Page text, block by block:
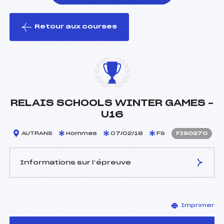
le ski
Retour aux courses
RELAIS SCHOOLS WINTER GAMES –
U16
AUTRANS Hommes 07/02/18 FS FIS0270
Informations sur l’épreuve
–
D.T Adjoint :
–
Imprimer